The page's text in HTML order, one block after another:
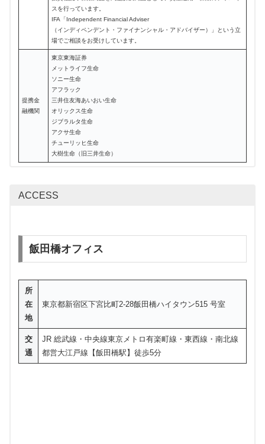
スを行っています。
IFA「Independent Financial Adviser
（インディペンデント・ファイナンシャル・アドバイザー）」という立
場でご相談をお受けしています。
提携金
融機関
東京東海証券
メットライフ生命
ソニー生命
アフラック
三井住友海あいおい生命
オリックス生命
ジブラルタ生命
アクサ生命
チューリッヒ生命
大樹生命（旧三井生命）
ACCESS
飯田橋オフィス
所
在
地
東京都新宿区下宮比町2-28飯田橋ハイタウン515 号室
交
通
JR 総武線・中央線東京メトロ有楽町線・東西線・南北線
都営大江戸線【飯田橋駅】徒歩5分